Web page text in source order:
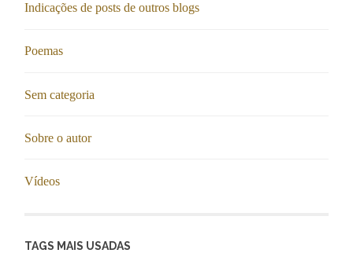
Indicações de posts de outros blogs
Poemas
Sem categoria
Sobre o autor
Vídeos
TAGS MAIS USADAS